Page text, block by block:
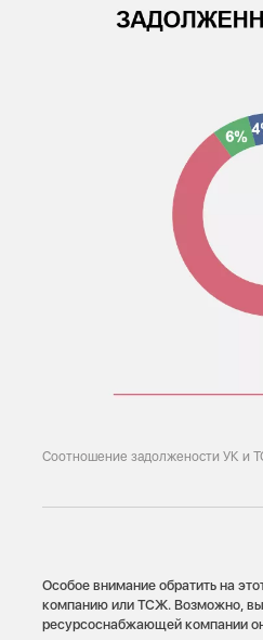
Соотношение задолжености УК и
Особое внимание обратить на
компанию или ТСЖ. Возможно, вы
ресурсоснабжающей компании